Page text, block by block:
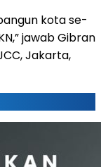
kota se-
jawab Gibran
Jakarta,